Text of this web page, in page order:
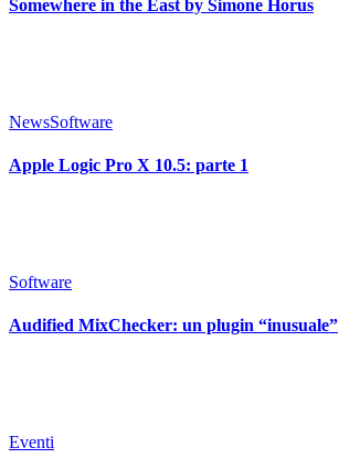
Somewhere in the East by Simone Horus
NewsSoftware
Apple Logic Pro X 10.5: parte 1
Software
Audified MixChecker: un plugin “inusuale”
Eventi